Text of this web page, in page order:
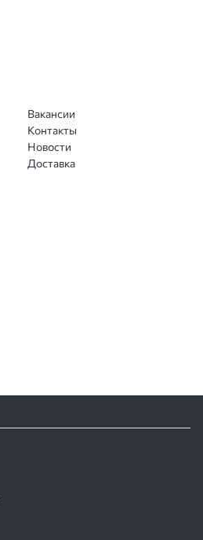
Вакансии
Контакты
Новости
Доставка